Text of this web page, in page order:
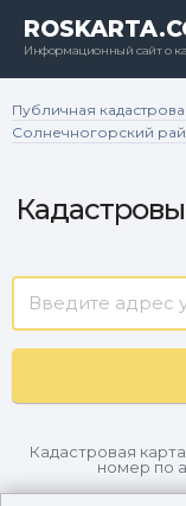
Информационный сайт о
Публичная
Солнечногорский
Кадастровая
номер по